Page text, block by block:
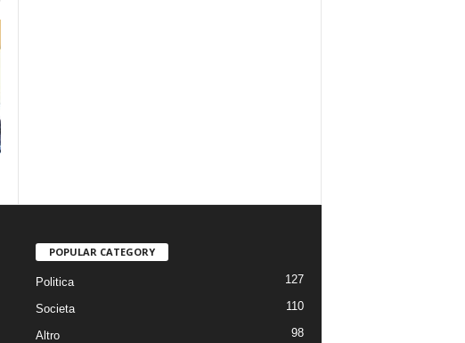
POPULAR CATEGORY
Politica 127
Societa 110
Altro 98